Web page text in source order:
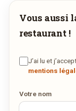
Votre numéro
Vous aussi
restaurant !
J’ai lu et
mentions
Votre nom